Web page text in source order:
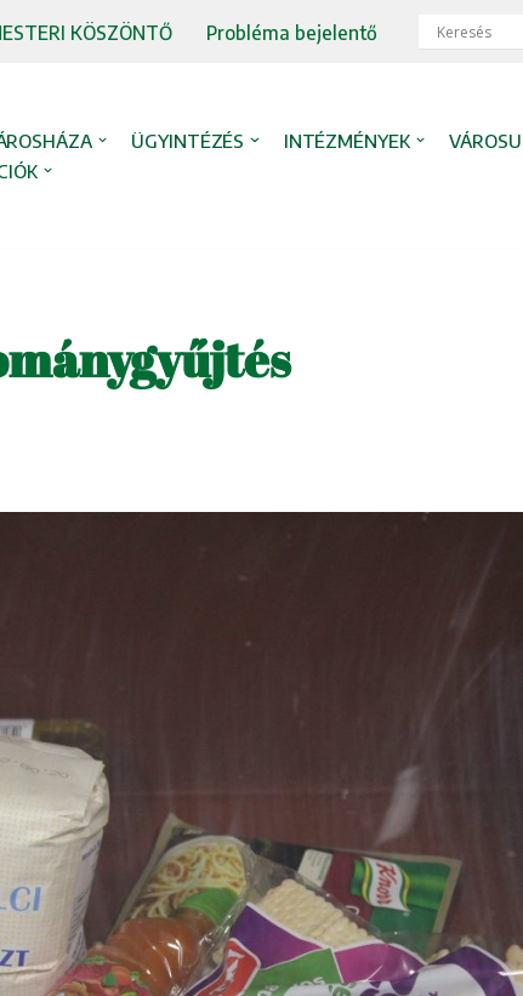
KÖSZÖNTŐ Probléma bejelentő
ÜGYINTÉZÉS INTÉZMÉNYEK